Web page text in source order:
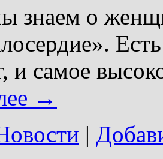
знаем о
и самое
→
|